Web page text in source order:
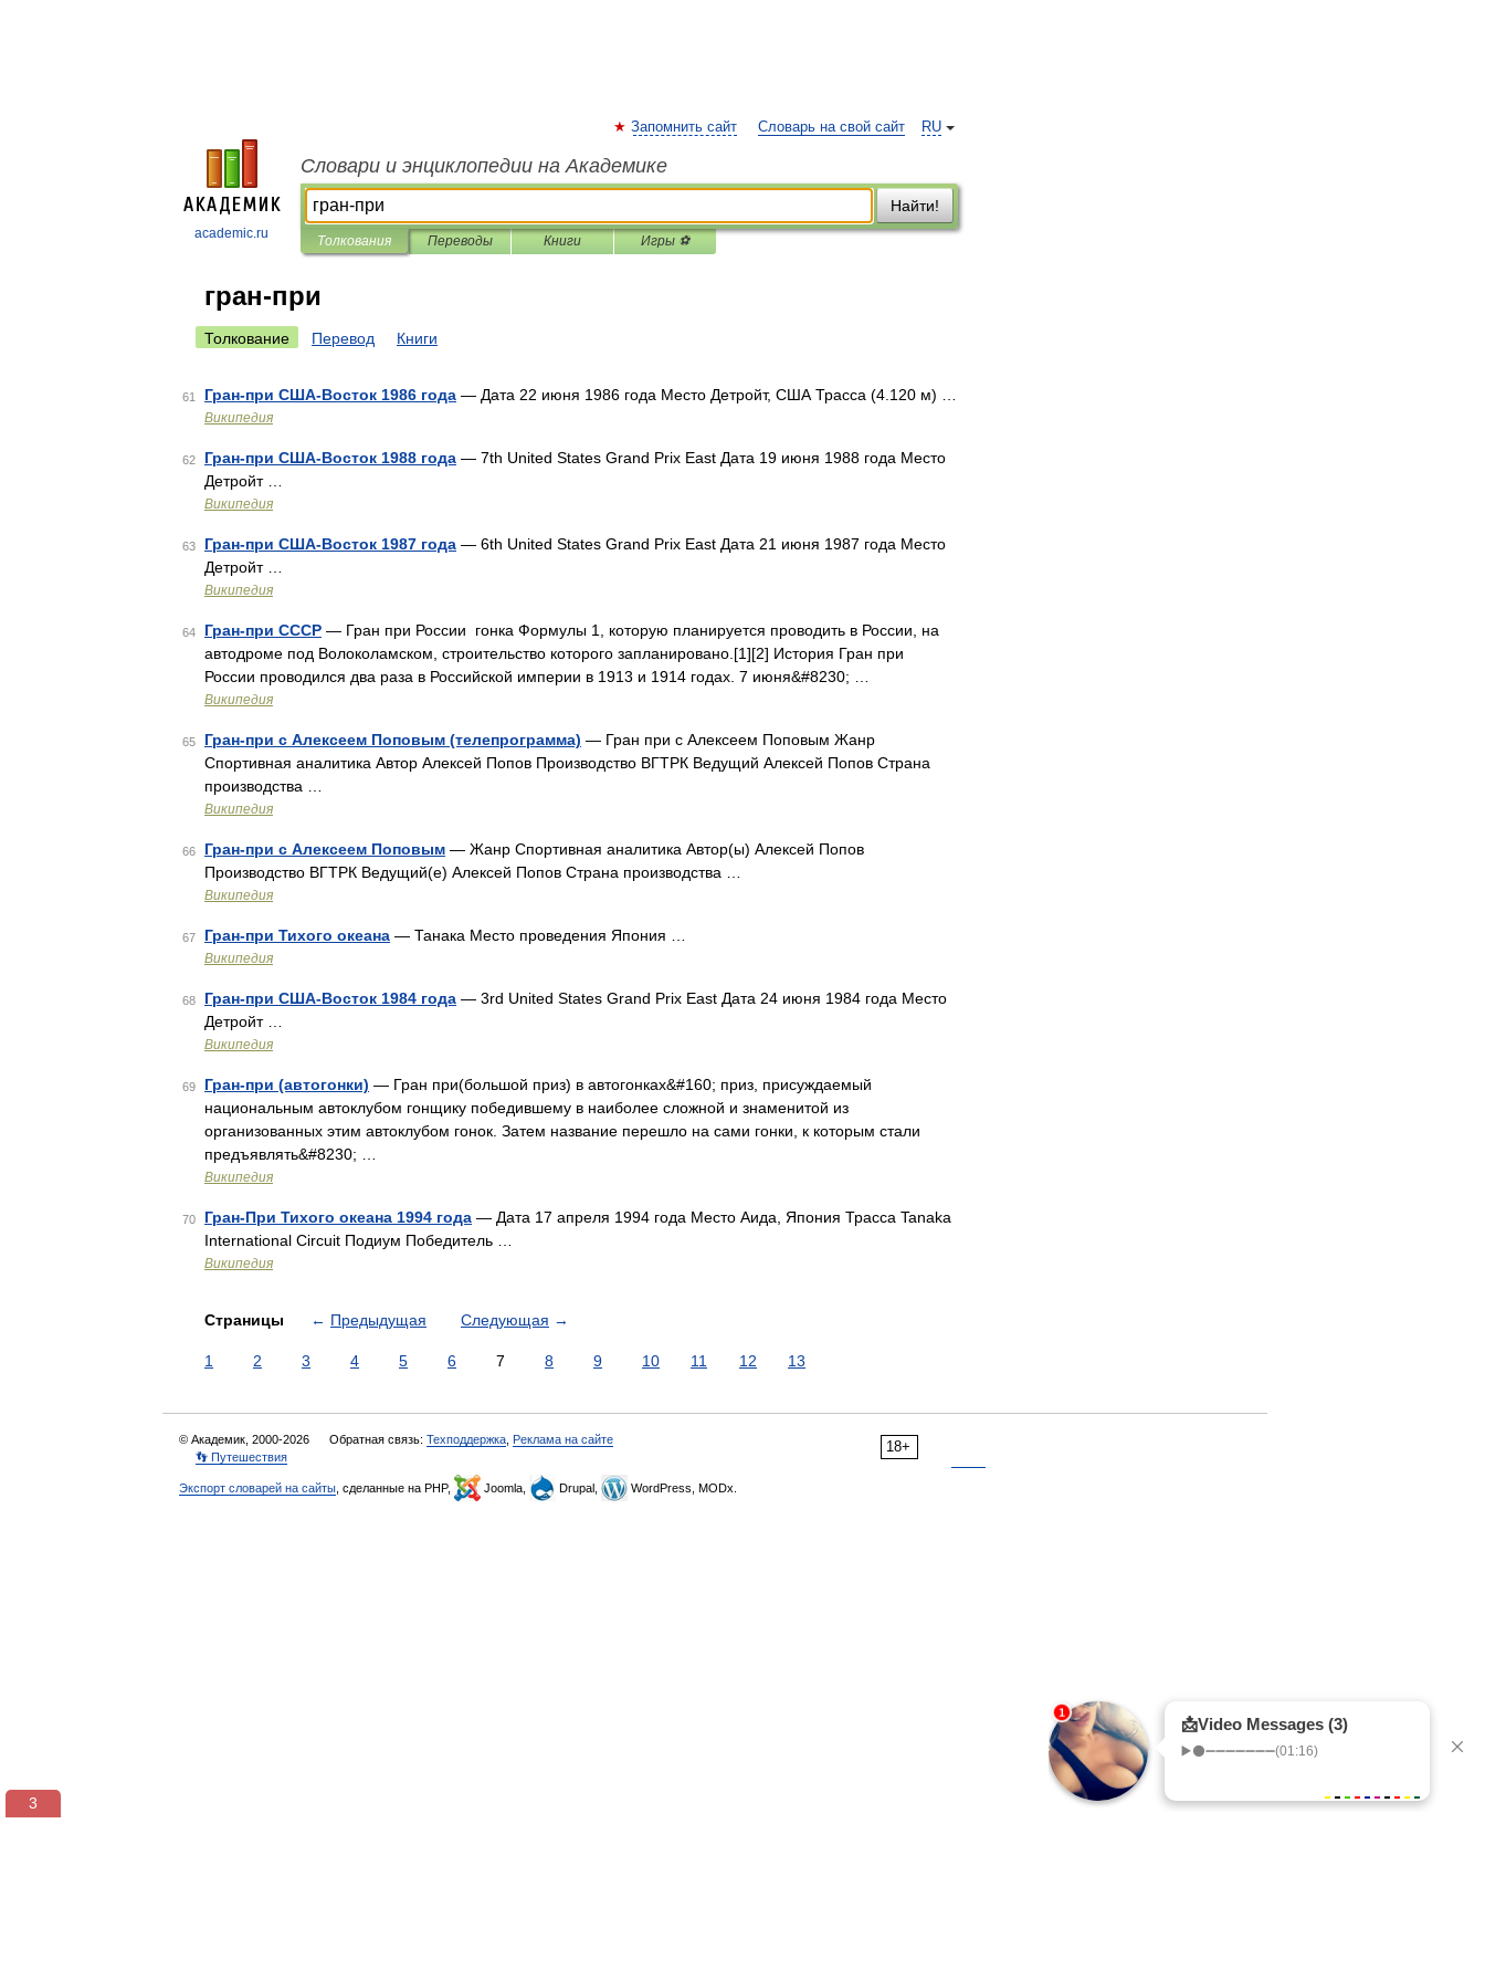
academic.ru
RU
Запомнить сайт Словарь на свой сайт
Словари и энциклопедии на Академике
Найти!
Толкования Переводы Книги Игры ⚽
гран-при
Толкование Перевод Книги
61 Гран-при США-Восток 1986 года — Дата 22 июня 1986 года Место Детройт, США Трасса (4.120 м) …
Википедия
62 Гран-при США-Восток 1988 года — 7th United States Grand Prix East Дата 19 июня 1988 года Место
Детройт …
Википедия
63 Гран-при США-Восток 1987 года — 6th United States Grand Prix East Дата 21 июня 1987 года Место
Детройт …
Википедия
64 Гран-при СССР — Гран при России гонка Формулы 1, которую планируется проводить в России, на
автодроме под Волоколамском, строительство которого запланировано.[1][2] История Гран при
России проводился два раза в Российской империи в 1913 и 1914 годах. 7 июня&#8230; …
Википедия
65 Гран-при с Алексеем Поповым (телепрограмма) — Гран при с Алексеем Поповым Жанр
Спортивная аналитика Автор Алексей Попов Производство ВГТРК Ведущий Алексей Попов Страна
производства …
Википедия
66 Гран-при с Алексеем Поповым — Жанр Спортивная аналитика Автор(ы) Алексей Попов
Производство ВГТРК Ведущий(е) Алексей Попов Страна производства …
Википедия
67 Гран-при Тихого океана — Танака Место проведения Япония …
Википедия
68 Гран-при США-Восток 1984 года — 3rd United States Grand Prix East Дата 24 июня 1984 года Место
Детройт …
Википедия
69 Гран-при (автогонки) — Гран при(большой приз) в автогонках&#160; приз, присуждаемый
национальным автоклубом гонщику победившему в наиболее сложной и знаменитой из
организованных этим автоклубом гонок. Затем название перешло на сами гонки, к которым стали
предъявлять&#8230; …
Википедия
70 Гран-При Тихого океана 1994 года — Дата 17 апреля 1994 года Место Аида, Япония Трасса Tanaka
International Circuit Подиум Победитель …
Википедия
Страницы ← Предыдущая Следующая →
1 2 3 4 5 6 7 8 9 10 11 12 13
18+
© Академик, 2000-2026 Обратная связь: Техподдержка Реклама на сайте
👣 Путешествия
Экспорт словарей на сайты , сделанные на PHP, Joomla, Drupal, WordPress, MODx.
3